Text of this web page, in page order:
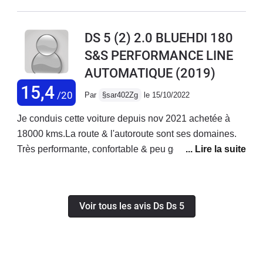
problème et sans fatigue. La boîte
souplesse, les suspensions
suffisamment souples. Le moteur très
performant. Un confort important. Un
surtout à l'arrière mais aussi le coffre.
Tableau de bord de type cockpit
superbe, seul le volant manque
d'élégance. Les 3 toits vitrés avec
équipements appréciables. Dommage
que la mise à jour du GPS est aussi
15,4/20
DS 5 (2) 2.0 BLUEHDI 180
S&S PERFORMANCE LINE
AUTOMATIQUE (2019)
Par §sar402Zg le 15/10/2022
Je conduis cette voiture depuis nov 2021 achetée à
18000 kms.La route & l'autoroute sont ses domaines.
Très performante, confortable & peu gourmande
filtrations,- Qualité des matériaux,- Rangements
ridicules,- Ess-glace AR symbolique,- Jantes & pneus
Voir tous les avis Ds Ds 5